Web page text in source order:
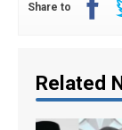
Share to
Related